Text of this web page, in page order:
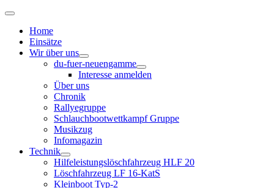
Home
Einsätze
Wir über uns
du-fuer-neuengamme
Interesse anmelden
Über uns
Chronik
Rallyegruppe
Schlauchbootwettkampf Gruppe
Musikzug
Infomagazin
Technik
Hilfeleistungslöschfahrzeug HLF 20
Löschfahrzeug LF 16-KatS
Kleinboot Typ-2